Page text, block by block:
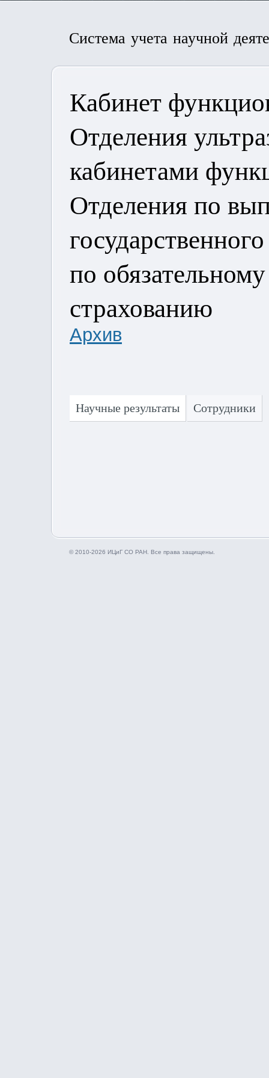
Система учета научной
Кабинет
Отделения
кабинетами
Отделения по
по
страхованию
Архив
Научные результаты Сотрудники
© 2010-2026 ИЦиГ СО РАН. Все права защищены.